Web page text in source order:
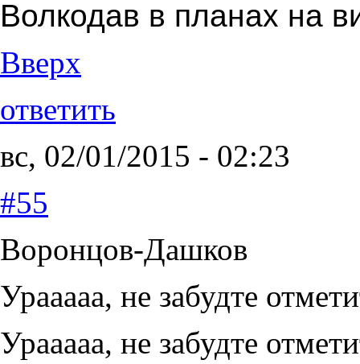
Волкодав в планах на
Вверх
ответить
вс, 02/01/2015 - 02:23
#55
Воронцов-Дашков
Урааааа, не забудте
Урааааа, не забудте